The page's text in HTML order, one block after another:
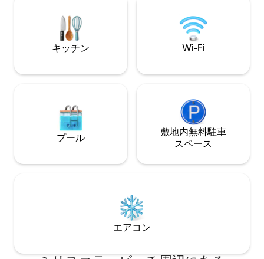
素晴らしい海の景色を眺めることができ
る広々としたテラスとバルコニーも備え
ています。明るいアパートで、すべての
部屋から海が見え、自然に囲まれた平和
す。 専用の入り口 ・寝室3室 バスルーム3
は、快適な新しいダブルベッド、木製ハ
ンガー付きの2ドアワードローブ、椅子付
きの海を望むデスク、リモートワークに
最適な最適なWi-Fi接続のための専用ルー
ドリネン、追加の枕、春用と冬用の両方
ンシャワー、タオル、石鹸、シャワージ
ェル、シャンプー、歯磨き粉が備わって
ルームにつながり、海の景色が一望でき
ッド、スマートテレビ、エアコン、冷凍
キッチン Wi-Fi
プール
敷地内無料駐⁠車
ス⁠ペ⁠ー⁠ス
エアコン